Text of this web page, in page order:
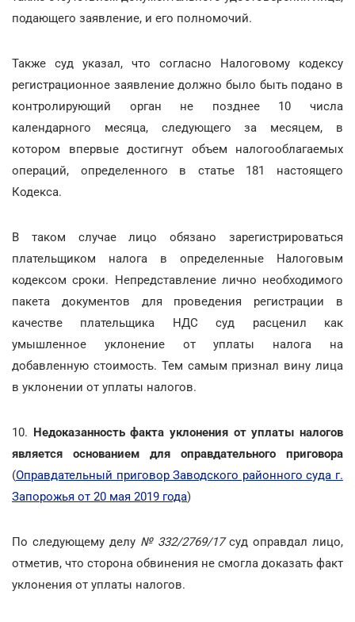
подающего заявление, и его полномочий.
Также суд указал, что согласно Налоговому кодексу
регистрационное заявление должно было быть подано в
контролирующий орган не позднее 10 числа
календарного месяца, следующего за месяцем, в
котором впервые достигнут объем налогооблагаемых
операций, определенного в статье 181 настоящего
Кодекса.
В таком случае лицо обязано зарегистрироваться
плательщиком налога в определенные Налоговым
кодексом сроки. Непредставление лично необходимого
пакета документов для проведения регистрации в
качестве плательщика НДС суд расценил как
умышленное уклонение от уплаты налога на
добавленную стоимость. Тем самым признал вину лица
в уклонении от уплаты налогов.
10. Недоказанность факта уклонения от уплаты налогов
является основанием для оправдательного приговора
(Оправдательный приговор Заводского районного суда г.
Запорожья от 20 мая 2019 года)
По следующему делу № 332/2769/17суд оправдал лицо,
отметив, что сторона обвинения не смогла доказать факт
уклонения от уплаты налогов.